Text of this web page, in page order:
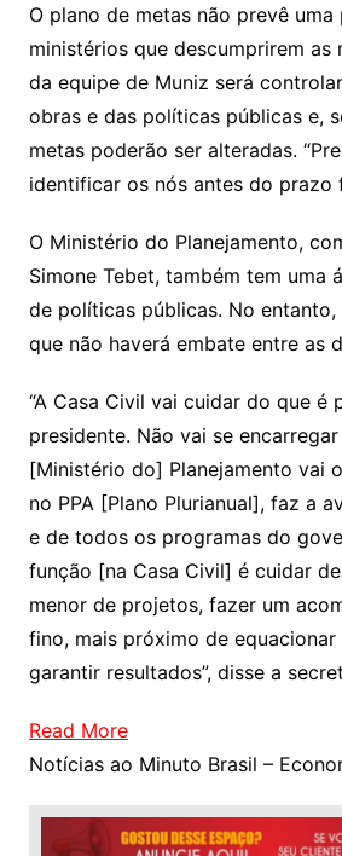
O plano de metas não prevê uma
ministérios que descumprirem as
da equipe de Muniz será
obras e das políticas públicas e,
metas poderão ser alteradas.
identificar os nós antes do prazo
O Ministério do Planejamento,
Simone Tebet, também tem uma
de políticas públicas. No
que não haverá embate entre as
“A Casa Civil vai cuidar do que é
presidente. Não vai se
[Ministério do] Planejamento vai
no PPA [Plano Plurianual], faz a
e de todos os programas do
função [na Casa Civil] é cuidar
menor de projetos, fazer um
fino, mais próximo de equacionar
garantir resultados”, disse a
Read More
Notícias ao Minuto Brasil –